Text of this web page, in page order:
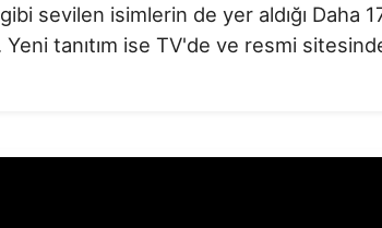
sevilen isimlerin de yer aldığı Daha
tanıtım ise TV'de ve resmi